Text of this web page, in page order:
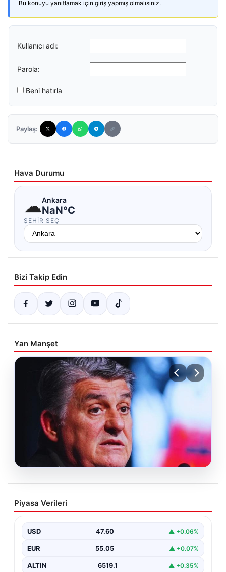
Bu konuyu yanıtlamak için giriş yapmış olmalısınız.
Kullanıcı adı:
Parola:
Beni hatırla
Paylaş:
Hava Durumu
☁Ankara
NaN°C
ŞEHIR SEÇ
Bizi Takip Edin
Yan Manşet
05.08.2026
Serdal Adalı’dan Mohamed Salah
iddialarına net tepki: Beşiktaş olarak
Beşiktaş Kulübü Başkanı Serdal Adalı, Mohamed
yer alan…
Piyasa Verileri
USD 47.60 ▲ +0.06%
EUR 55.05 ▲ +0.07%
ALTIN 6519.1 ▲ +0.35%